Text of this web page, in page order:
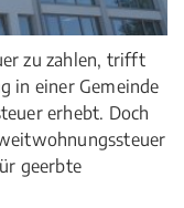
zu zahlen, trifft
in einer Gemeinde
erhebt. Doch
geerbte